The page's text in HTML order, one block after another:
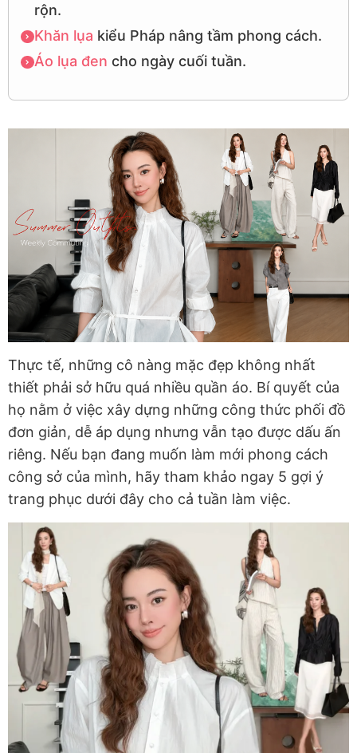
rộn.
Khăn lụa kiểu Pháp nâng tầm phong cách.
Áo lụa đen cho ngày cuối tuần.
Thực tế, những cô nàng mặc đẹp không nhất
thiết phải sở hữu quá nhiều quần áo. Bí quyết của
họ nằm ở việc xây dựng những công thức phối đồ
đơn giản, dễ áp dụng nhưng vẫn tạo được dấu ấn
riêng. Nếu bạn đang muốn làm mới phong cách
công sở của mình, hãy tham khảo ngay 5 gợi ý
trang phục dưới đây cho cả tuần làm việc.